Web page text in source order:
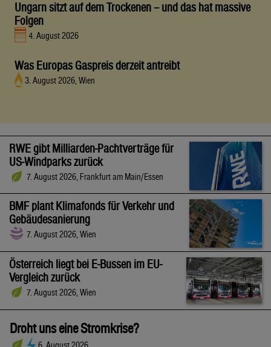
Ungarn sitzt auf dem Trockenen – und das hat massive
Folgen
4. August 2026
Was Europas Gaspreis derzeit antreibt
3. August 2026, Wien
RWE gibt Milliarden-Pachtverträge für
US-Windparks zurück
7. August 2026, Frankfurt am Main/Essen
BMF plant Klimafonds für Verkehr und
Gebäudesanierung
7. August 2026, Wien
Österreich liegt bei E-Bussen im EU-
Vergleich zurück
7. August 2026, Wien
Droht uns eine Stromkrise?